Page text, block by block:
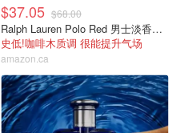
$37.05 $68.00
Ralph Lauren Polo Red 男士淡香水 40ml
史低!咖啡木质调 很能提升气场
amazon.ca